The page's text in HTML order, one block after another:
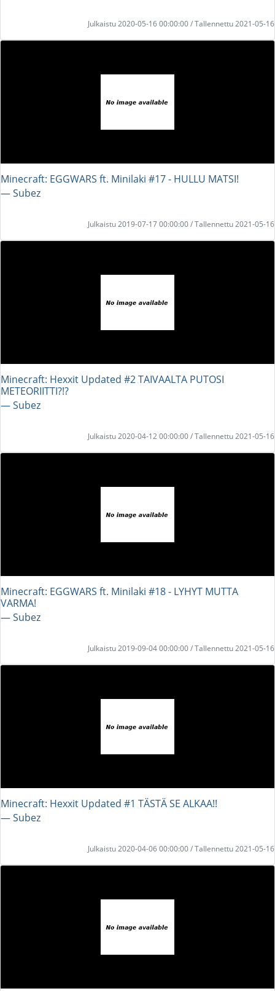
Julkaistu 2020-05-16 00:00:00 / Tallennettu 2021-05-16
Minecraft: EGGWARS ft. Minilaki #17 - HULLU MATSI!
― Subez
Julkaistu 2019-07-17 00:00:00 / Tallennettu 2021-05-16
Minecraft: Hexxit Updated #2 TAIVAALTA PUTOSI
METEORIITTI?!?
― Subez
Julkaistu 2020-04-12 00:00:00 / Tallennettu 2021-05-16
Minecraft: EGGWARS ft. Minilaki #18 - LYHYT MUTTA
VARMA!
― Subez
Julkaistu 2019-09-04 00:00:00 / Tallennettu 2021-05-16
Minecraft: Hexxit Updated #1 TÄSTÄ SE ALKAA!!
― Subez
Julkaistu 2020-04-06 00:00:00 / Tallennettu 2021-05-16